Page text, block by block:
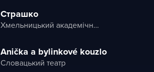
Страшко
Хмельницький академічний обласний театр ляльок «Дивень»
Anička a bylinkové kouzlo
Словацький театр